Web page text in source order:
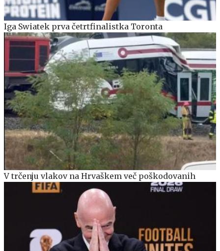
Iga Swiatek prva četrtfinalistka Toronta
V trčenju vlakov na Hrvaškem več poškodovanih